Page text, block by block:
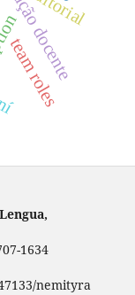
team roles
1634
nemityra